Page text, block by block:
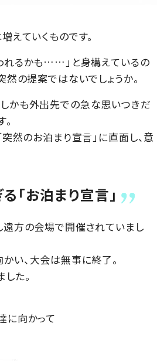
えていくものです。
れるかも……」と身構えているの
然の提案ではないでしょうか。
かも外出先での急な思いつきだ
然のお泊まり宣言」に直面し、意
「お泊まり宣言」
遠方の会場で開催されていまし
い、大会は無事に終了。
た。
に向かって